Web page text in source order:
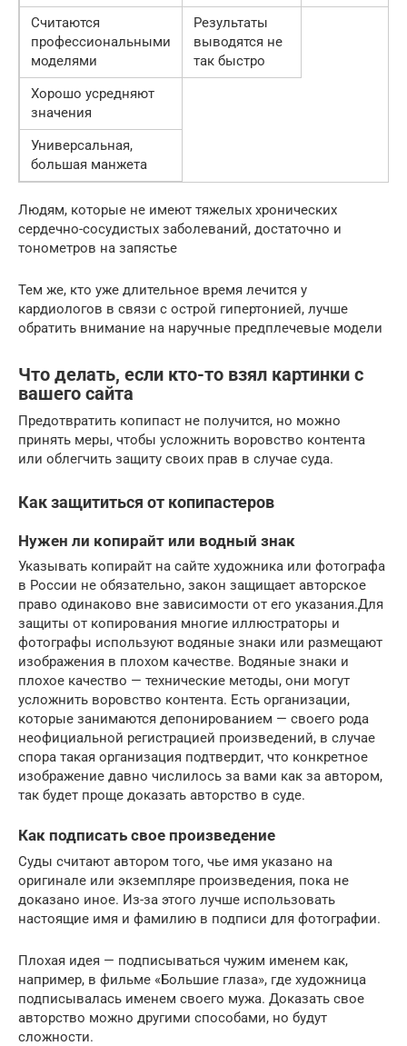
Считаются
профессиональными
моделями
Результаты
выводятся не
так быстро
Хорошо усредняют
значения
Универсальная,
большая манжета
Людям, которые не имеют тяжелых хронических
сердечно-сосудистых заболеваний, достаточно и
тонометров на запястье
Тем же, кто уже длительное время лечится у
кардиологов в связи с острой гипертонией, лучше
обратить внимание на наручные предплечевые модели
Что делать, если кто-то взял картинки с
вашего сайта
Предотвратить копипаст не получится, но можно
принять меры, чтобы усложнить воровство контента
или облегчить защиту своих прав в случае суда.
Как защититься от копипастеров
Нужен ли копирайт или водный знак
Указывать копирайт на сайте художника или фотографа
в России не обязательно, закон защищает авторское
право одинаково вне зависимости от его указания.Для
защиты от копирования многие иллюстраторы и
фотографы используют водяные знаки или размещают
изображения в плохом качестве. Водяные знаки и
плохое качество — технические методы, они могут
усложнить воровство контента. Есть организации,
которые занимаются депонированием — своего рода
неофициальной регистрацией произведений, в случае
спора такая организация подтвердит, что конкретное
изображение давно числилось за вами как за автором,
так будет проще доказать авторство в суде.
Как подписать свое произведение
Суды считают автором того, чье имя указано на
оригинале или экземпляре произведения, пока не
доказано иное. Из-за этого лучше использовать
настоящие имя и фамилию в подписи для фотографии.
Плохая идея — подписываться чужим именем как,
например, в фильме «Большие глаза», где художница
подписывалась именем своего мужа. Доказать свое
авторство можно другими способами, но будут
сложности.